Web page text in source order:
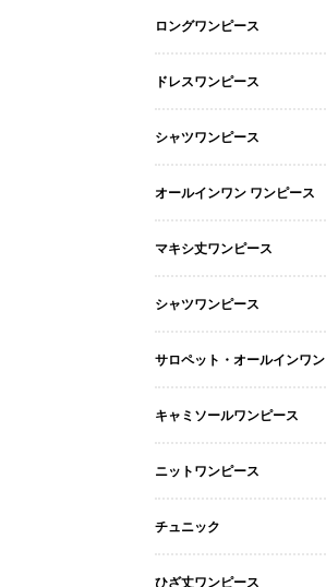
ロングワンピース
ドレスワンピース
シャツワンピース
オールインワン ワンピース
マキシ丈ワンピース
シャツワンピース
サロペット・オールインワン
キャミソールワンピース
ニットワンピース
チュニック
ひざ丈ワンピース